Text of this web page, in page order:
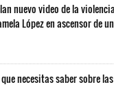
nuevo video de la
López en ascensor de un
necesitas saber sobre las